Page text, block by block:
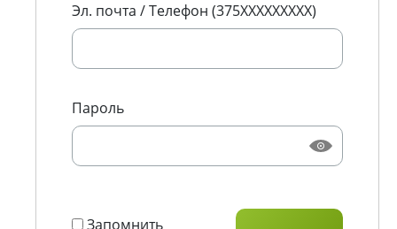
Эл. почта / Телефон (375XXXXXXXXX)
Пароль
Запомнить